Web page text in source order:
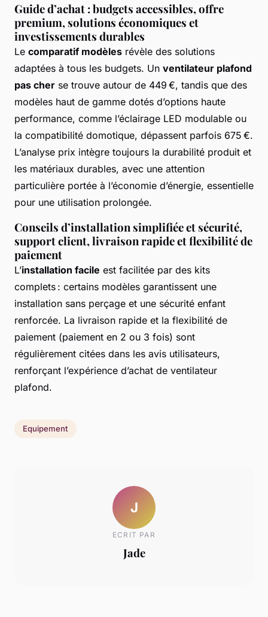
Guide d’achat : budgets accessibles, offre
premium, solutions économiques et
investissements durables
Le comparatif modèles révèle des solutions
adaptées à tous les budgets. Un ventilateur plafond
pas cher se trouve autour de 449 €, tandis que des
modèles haut de gamme dotés d’options haute
performance, comme l’éclairage LED modulable ou
la compatibilité domotique, dépassent parfois 675 €.
L’analyse prix intègre toujours la durabilité produit et
les matériaux durables, avec une attention
particulière portée à l’économie d’énergie, essentielle
pour une utilisation prolongée.
Conseils d’installation simplifiée et sécurité,
support client, livraison rapide et flexibilité de
paiement
L’installation facile est facilitée par des kits
complets : certains modèles garantissent une
installation sans perçage et une sécurité enfant
renforcée. La livraison rapide et la flexibilité de
paiement (paiement en 2 ou 3 fois) sont
régulièrement citées dans les avis utilisateurs,
renforçant l’expérience d’achat de ventilateur
plafond.
Equipement
J
ECRIT PAR
Jade